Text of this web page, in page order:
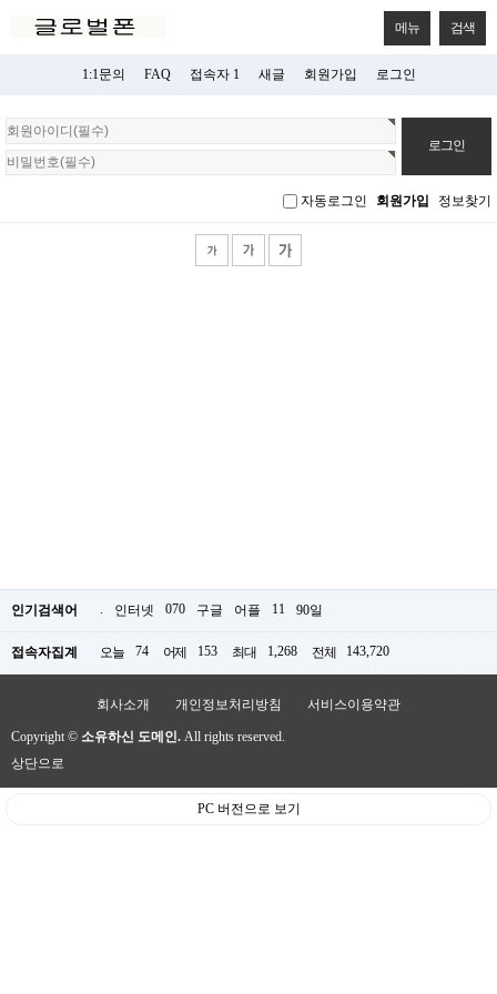
메뉴 검색
1:1문의 FAQ 접속자 1 새글 회원가입 로그인
회
원
로
자동로그인 회원가입 정보찾기
인기검색어 . 인터넷 070 구글 어플 11 90일
접속자집계 오늘 74 어제 153 최대 1,268 전체 143,720
회사소개 개인정보처리방침 서비스이용약관
Copyright © 소유하신 도메인. All rights reserved.
상단으로
PC 버전으로 보기